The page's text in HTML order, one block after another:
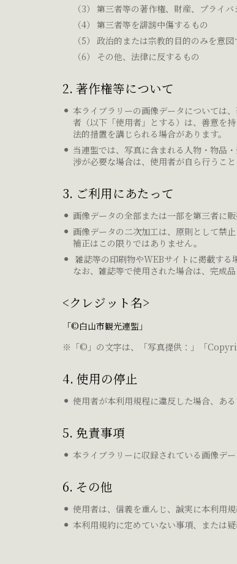
第三者等の著作権、財産、プライ
第三者等を誹謗中傷するもの
政治的または宗教的目的のみを意図
その他、法律に反するもの
2. 著作権等について
本ライブラリーの画像データについては
者（以下「使用者」とする）は、善意を
法的措置を講じられる場合があります。
当連盟では、写真に含まれる人物・物品
渉が必要な場合は、使用者が自ら行うこ
3. ご利用にあたって
画像データの全部または一部を第三者に
画像データの二次加工は、原則として禁
補正はこの限りではありません。
雑誌等の印刷物やWEBサイトに掲載する
なお、雑誌等で使用された場合は、完成
<クレジット名>
「©白山市観光連盟」
※「©」の文字は、「写真提供：」「
4. 使用の停止
使用者が本利用規程に違反した場合、あ
5. 免責事項
本ライブラリーに収録されている画像デ
6. その他
使用者は、信義を重んじ、誠実に本利用
本利用規約に定めていない事項、または